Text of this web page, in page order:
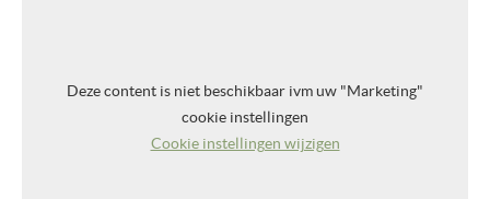
Deze content is niet beschikbaar ivm uw "Marketing"
cookie instellingen
Cookie instellingen wijzigen